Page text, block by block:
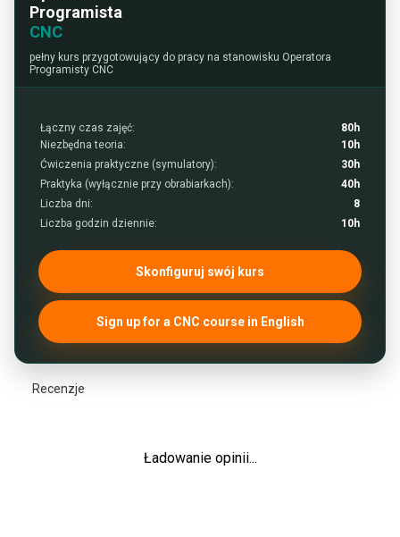
Programista
CNC
pełny kurs przygotowujący do pracy na stanowisku Operatora
Programisty CNC
Łączny czas zajęć:
80h
Niezbędna teoria:
10h
Ćwiczenia praktyczne (symulatory):
30h
Praktyka (wyłącznie przy obrabiarkach):
40h
Liczba dni:
8
Liczba godzin dziennie:
10h
Skonfiguruj swój kurs
Sign up for a CNC course in English
Recenzje
Ładowanie opinii...